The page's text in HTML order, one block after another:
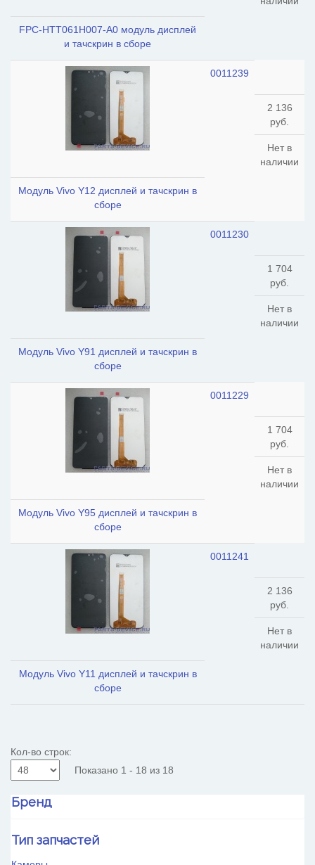
FPC-HTT061H007-A0 модуль дисплей
и тачскрин в сборе
Модуль Vivo Y12 дисплей и тачскрин в
сборе
0011239
2 136
руб.
Нет в
наличии
Модуль Vivo Y91 дисплей и тачскрин в
сборе
0011230
1 704
руб.
Нет в
наличии
Модуль Vivo Y95 дисплей и тачскрин в
сборе
0011229
1 704
руб.
Нет в
наличии
Модуль Vivo Y11 дисплей и тачскрин в
сборе
0011241
2 136
руб.
Нет в
наличии
Кол-во строк:
Показано 1 - 18 из 18
Бренд
Huawei
OnePlus
Тип запчастей